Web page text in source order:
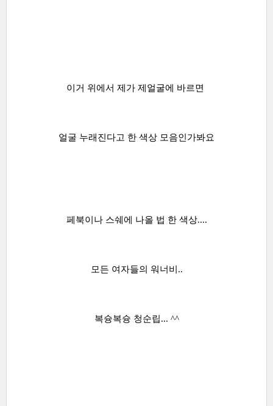
이거 위에서 제가 제얼굴에 바르면
얼굴 누래진다고 한 색상 모음인가봐요
페북이나 스쉐에 나올 법 한 색상....
모든 여자들의 워너비..
복슝복슝 청순립... ^^